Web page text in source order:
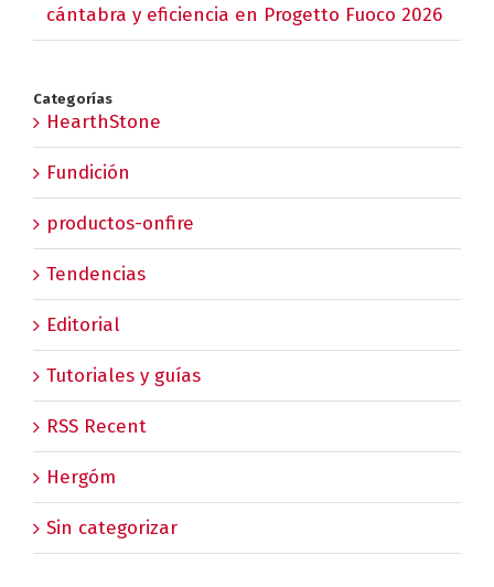
cántabra y eficiencia en Progetto Fuoco 2026
Categorías
HearthStone
Fundición
productos-onfire
Tendencias
Editorial
Tutoriales y guías
RSS Recent
Hergóm
Sin categorizar